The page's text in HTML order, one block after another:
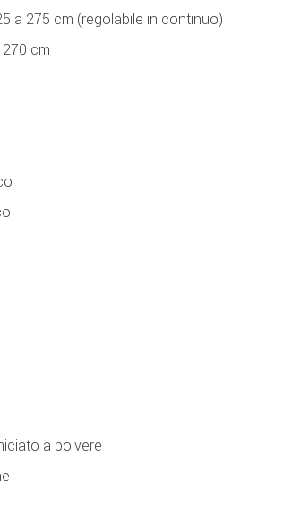
a 275 cm (regolabile in continuo)
cm
a polvere